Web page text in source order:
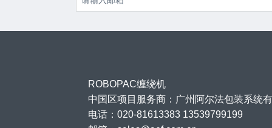
ROBOPAC缠绕机
中国区项目服务商：广州阿尔法包装系统
电话：020-81613383 13539799199